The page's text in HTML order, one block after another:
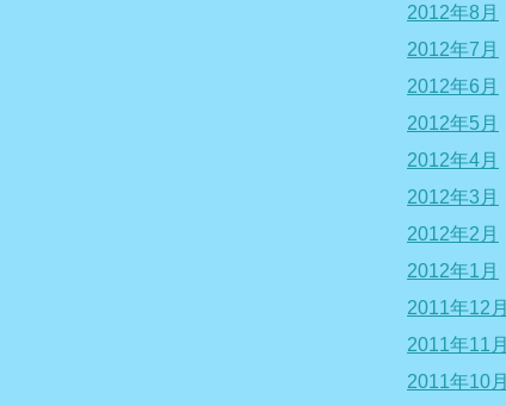
2012年8月
2012年7月
2012年6月
2012年5月
2012年4月
2012年3月
2012年2月
2012年1月
2011年12月
2011年11月
2011年10月